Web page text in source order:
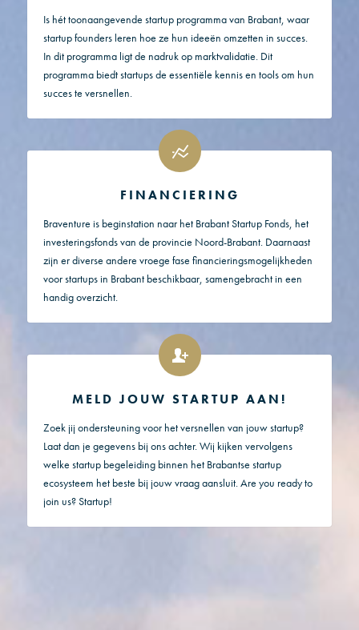
Is hét toonaangevende startup programma van Brabant, waar
startup founders leren hoe ze hun ideeën omzetten in succes.
In dit programma ligt de nadruk op marktvalidatie. Dit
programma biedt startups de essentiële kennis en tools om hun
succes te versnellen.
FINANCIERING
Braventure is beginstation naar het Brabant Startup Fonds, het
investeringsfonds van de provincie Noord-Brabant. Daarnaast
zijn er diverse andere vroege fase financieringsmogelijkheden
voor startups in Brabant beschikbaar, samengebracht in een
handig overzicht.
MELD JOUW STARTUP AAN!
Zoek jij ondersteuning voor het versnellen van jouw startup?
Laat dan je gegevens bij ons achter. Wij kijken vervolgens
welke startup begeleiding binnen het Brabantse startup
ecosysteem het beste bij jouw vraag aansluit. Are you ready to
join us? Startup!